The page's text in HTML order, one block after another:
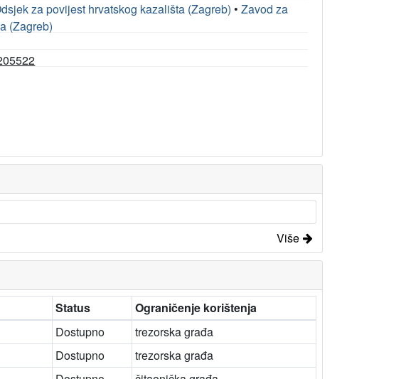
za povijest hrvatskog kazališta (Zagreb) •Zavod za
(Zagreb)
Više
Status
Ograničenje korištenja
Dostupno
trezorska građa
Dostupno
trezorska građa